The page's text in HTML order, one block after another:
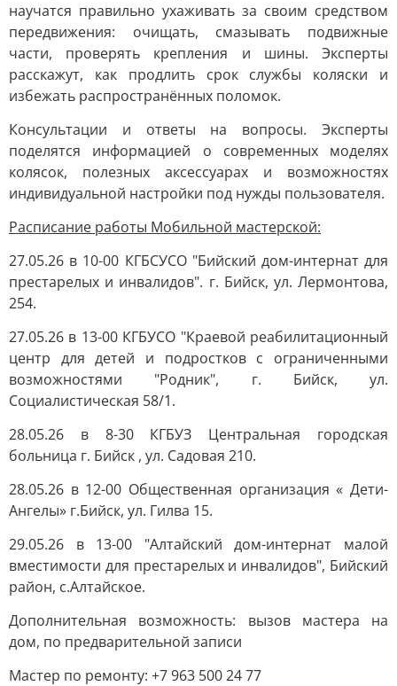
научатся правильно ухаживать за своим средством
передвижения: очищать, смазывать подвижные
части, проверять крепления и шины. Эксперты
расскажут, как продлить срок службы коляски и
избежать распространённых поломок.
Консультации и ответы на вопросы. Эксперты
поделятся информацией о современных моделях
колясок, полезных аксессуарах и возможностях
индивидуальной настройки под нужды пользователя.
Расписание работы Мобильной мастерской:
27.05.26 в 10-00 КГБСУСО "Бийский дом-интернат для
престарелых и инвалидов". г. Бийск, ул. Лермонтова,
254.
27.05.26 в 13-00 КГБУСО "Краевой реабилитационный
центр для детей и подростков с ограниченными
возможностями "Родник", г. Бийск, ул.
Социалистическая 58/1.
28.05.26 в 8-30 КГБУЗ Центральная городская
больница г. Бийск , ул. Садовая 210.
28.05.26 в 12-00 Общественная организация « Дети-
Ангелы» г.Бийск, ул. Гилва 15.
29.05.26 в 13-00 "Алтайский дом-интернат малой
вместимости для престарелых и инвалидов", Бийский
район, с.Алтайское.
Дополнительная возможность: вызов мастера на
дом, по предварительной записи
Мастер по ремонту: +7 963 500 24 77